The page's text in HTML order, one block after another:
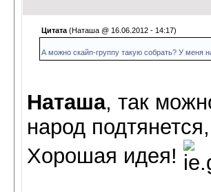
Цитата (Наташа @ 16.06.2012 - 14:17)
А можно скайп-группу такую собрать? У меня
Наташа, так
народ
Хорошая идея!